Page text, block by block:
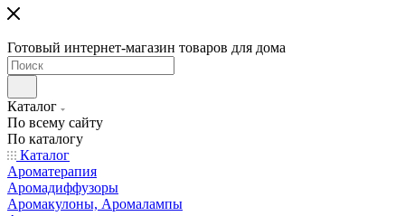
Готовый интернет-магазин товаров для дома
Каталог
По всему сайту
По каталогу
Каталог
Ароматерапия
Аромадиффузоры
Аромакулоны, Аромалампы